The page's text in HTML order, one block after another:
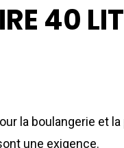
40
la boulangerie et
une exigence.